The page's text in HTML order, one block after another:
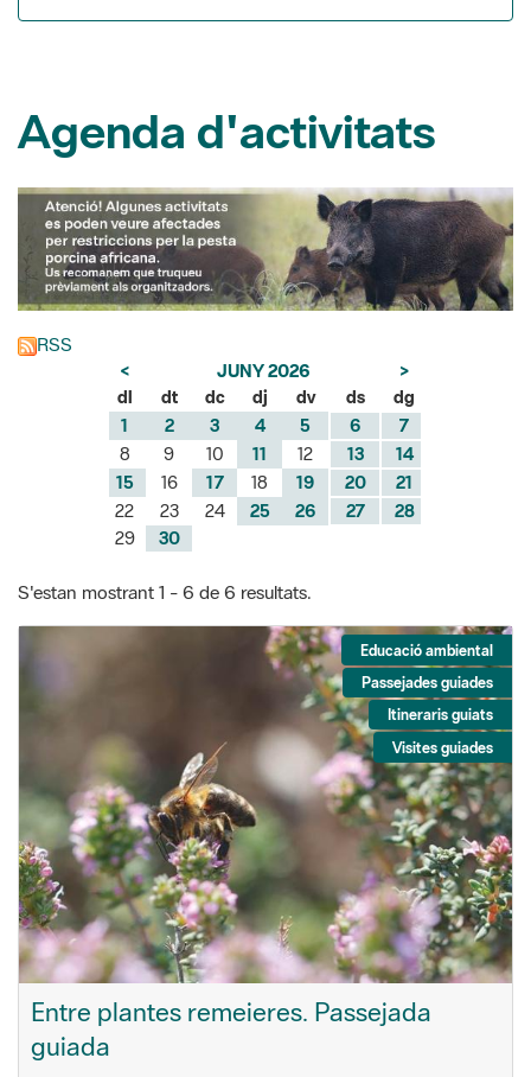
Agenda d'activitats
RSS
< JUNY 2026
>
dl
dt dc dj dv ds
dg
1
2 3 4 5 6
7
8
9 10 11 12 13
14
15
16 17 18 19 20
21
22
23 24 25 26 27
28
29
30
S'estan mostrant 1 - 6 de 6 resultats.
Educació ambiental
Passejades guiades
Itineraris guiats
Visites guiades
Entre plantes remeieres. Passejada
guiada